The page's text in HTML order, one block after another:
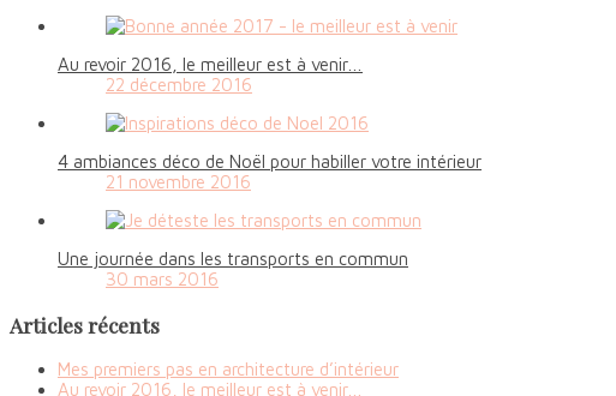
Au revoir 2016, le meilleur est à venir…
22 décembre 2016
4 ambiances déco de Noël pour habiller votre intérieur
21 novembre 2016
Une journée dans les transports en commun
30 mars 2016
Articles récents
Mes premiers pas en architecture d’intérieur
Au revoir 2016, le meilleur est à venir…